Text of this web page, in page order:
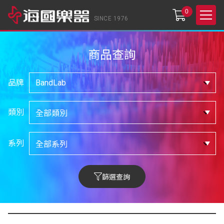
SINCE 1976
0
商品查詢
品牌
類別
系列
篩選查詢